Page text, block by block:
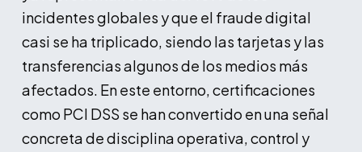
incidentes globales y que el fraude digital
casi se ha triplicado, siendo las tarjetas y las
transferencias algunos de los medios más
afectados. En este entorno, certificaciones
como PCI DSS se han convertido en una señal
concreta de disciplina operativa, control y